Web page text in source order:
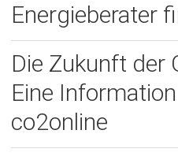
Energieberater
Die Zukunft der
Eine
co2online